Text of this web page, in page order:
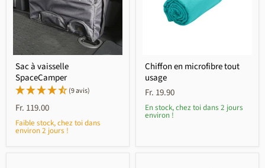
Sac à vaisselle
SpaceCamper
(9 avis)
Fr. 119.00
Faible stock, chez toi dans
environ 2 jours !
Chiffon en microfibre tout
usage
Fr. 19.90
En stock, chez toi dans 2 jours
environ !